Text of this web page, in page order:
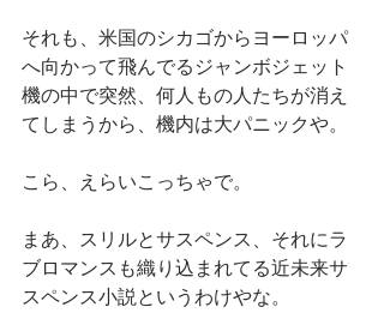
それも、米国のシカゴからヨーロッパ
へ向かって飛んでるジャンボジェット
機の中で突然、何人もの人たちが消え
てしまうから、機内は大パニックや。
こら、えらいこっちゃで。
まあ、スリルとサスペンス、それにラ
ブロマンスも織り込まれてる近未来サ
スペンス小説というわけやな。